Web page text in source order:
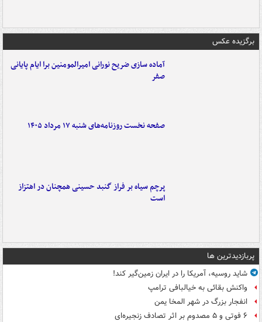
برگزیده عکس
آماده سازی ضریح نورانی امیرالمومنین برا ایام پایانی
صفر
صفحه نخست روزنامه‌های شنبه ۱۷ مرداد ۱۴۰۵
پرچم سیاه بر فراز گنبد حسینی همچنان در اهتزاز
است
پربازدیدترین ها
شاید روسیه، آمریکا را در ایران زمین‌گیر کند!
واکنش بقائی به خیالبافی ترامپ
انفجار بزرگ در شهر المخا یمن
۶ فوتی و ۵ مصدوم بر اثر تصادف زنجیره‌ای